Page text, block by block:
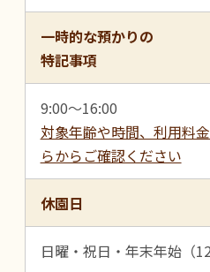
一時的な預かりの
特記事項
9:00～16:00
対象年齢や時間、利用料
らからご確認ください
休園日
日曜・祝日・年末年始（